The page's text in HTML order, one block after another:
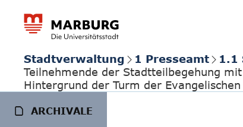
Stadtverwaltung 1 Presseamt 1.1
Teilnehmende der Stadtteilbegehung
Hintergrund der Turm der Evangelischen
ARCHIVALE